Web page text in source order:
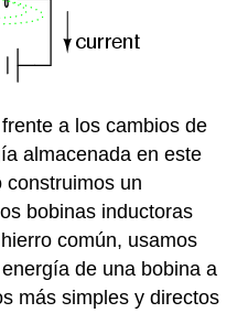
a los cambios de
almacenada en este
construimos un
bobinas inductoras
común, usamos
de una bobina a
más simples y directos